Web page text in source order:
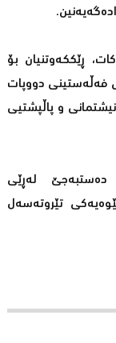
ڕێككەوتنیان بۆ
فەڵەستینی دووپات
و پاڵپشتیی
دەستبەجێ لەڕێی
تێروتەسەل